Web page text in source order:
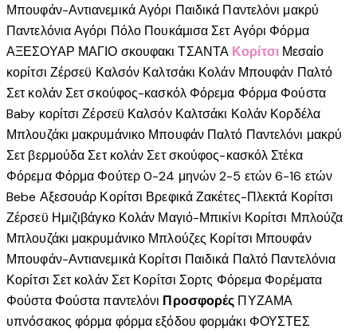
Μπουφάν-Αντιανεμικά Αγόρι Παιδικά Παντελόνι μακρύ
Παντελόνια Αγόρι Πόλο Πουκάμισα Σετ Αγόρι Φόρμα
ΑΞΕΣΟΥΑΡ ΜΑΓΙΟ σκουφακι ΤΣΑΝΤΑ Κορίτσι Μεσαίο
κορίτσι Ζέρσεϋ Καλσόν Καλτσάκι Κολάν Μπουφάν Παλτό
Σετ κολάνΣετ σκούφος-κασκόλ Φόρεμα Φόρμα Φούστα
Baby κορίτσι Ζέρσεϋ Καλσόν Καλτσάκι Κολάν Κορδέλα
Μπλουζάκι μακρυμάνικο Μπουφάν Παλτό Παντελόνι μακρύ
Σετ βερμούδα Σετ κολάν Σετ σκούφος-κασκόλ Στέκα
Φόρεμα Φόρμα Φούτερ0-24 μηνών2-5 ετών6-16 ετών
Bebe Αξεσουάρ Κορίτσι ΒρεφικάΖακέτες-Πλεκτά Κορίτσι
Ζέρσεϋ Ημιζιβάγκο Κολάν Μαγιό-Μπικίνι Κορίτσι Μπλούζα
Μπλουζάκι μακρυμάνικο Μπλούζες Κορίτσι Μπουφάν
Μπουφάν-Αντιανεμικά Κορίτσι Παιδικά Παλτό Παντελόνια
Κορίτσι Σετ κολάν Σετ Κορίτσι Σορτς Φόρεμα Φορέματα
Φούστα Φούστα παντελόνι Προσφορές ΠΥΖΑΜΑ
υπνόσακος φόρμα φόρμα εξόδου φορμάκι ΦΟΥΣΤΕΣ